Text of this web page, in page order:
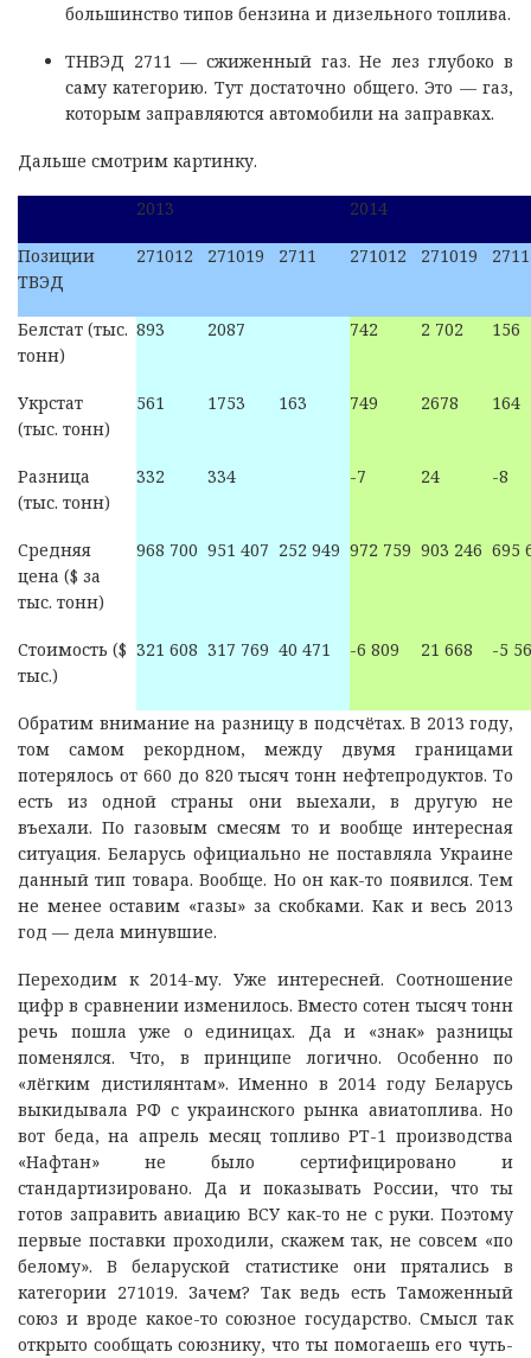
большинство типов бензина и дизельного топлива.
ТНВЭД 2711 — сжиженный газ. Не лез глубоко в
саму категорию. Тут достаточно общего. Это — газ,
которым заправляются автомобили на заправках.
Дальше смотрим картинку.
2013 2014
Позиции
ТВЭД
271012 271019 2711 271012 271019 2711
Белстат (тыс.
тонн)
893 2087 742 2 702 156
Укрстат
(тыс. тонн)
561 1753 163 749 2678 164
Разница
(тыс. тонн)
332 334 -7 24 -8
Средняя
цена ($ за
тыс. тонн)
968 700 951 407 252 949 972 759 903 246 695
Стоимость ($
тыс.)
321 608 317 769 40 471 -6 809 21 668 -5
Обратим внимание на разницу в подсчётах. В 2013 году,
том самом рекордном, между двумя границами
потерялось от 660 до 820 тысяч тонн нефтепродуктов. То
есть из одной страны они выехали, в другую не
въехали. По газовым смесям то и вообще интересная
ситуация. Беларусь официально не поставляла Украине
данный тип товара. Вообще. Но он как-то появился. Тем
не менее оставим «газы» за скобками. Как и весь 2013
год — дела минувшие.
Переходим к 2014-му. Уже интересней. Соотношение
цифр в сравнении изменилось. Вместо сотен тысяч тонн
речь пошла уже о единицах. Да и «знак» разницы
поменялся. Что, в принципе логично. Особенно по
«лёгким дистилянтам». Именно в 2014 году Беларусь
выкидывала РФ с украинского рынка авиатоплива. Но
вот беда, на апрель месяц топливо РТ-1 производства
«Нафтан» не было сертифицировано и
стандартизировано. Да и показывать России, что ты
готов заправить авиацию ВСУ как-то не с руки. Поэтому
первые поставки проходили, скажем так, не совсем «по
белому». В беларуской статистике они прятались в
категории 271019. Зачем? Так ведь есть Таможенный
союз и вроде какое-то союзное государство. Смысл так
открыто сообщать союзнику, что ты помогаешь его чуть-